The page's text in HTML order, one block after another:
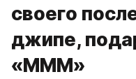
своего
джипе,
«МММ»